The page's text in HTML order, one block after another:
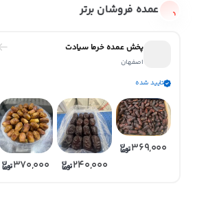
عمده فروشان برتر
پخش عمده خرما سیادت
اصفهان
تایید شده
369,000
240,000
370,000